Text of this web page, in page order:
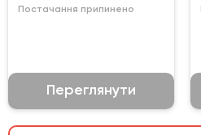
Постачання припинено
Переглянути